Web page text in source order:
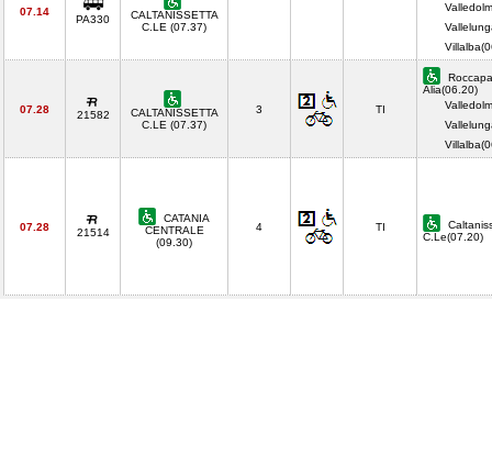
07.14
PA330
CALTANISSETTA
C.LE (07.37)
07.28 21582
CALTANISSETTA
C.LE (07.37)
3 TI
Alia(06.20)
07.28 21514
CATANIA
CENTRALE
(09.30)
4 TI
C.Le(07.20)